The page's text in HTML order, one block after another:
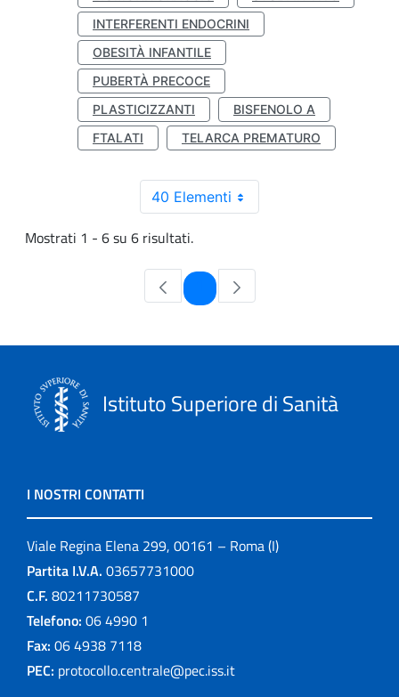
INTERFERENTI ENDOCRINI
OBESITÀ INFANTILE
PUBERTÀ PRECOCE
PLASTICIZZANTI
BISFENOLO A
FTALATI
TELARCA PREMATURO
40 Elementi
Mostrati 1 - 6 su 6 risultati.
Pagina
Istituto Superiore di Sanità
I NOSTRI CONTATTI
Viale Regina Elena 299, 00161 – Roma (I)
Partita I.V.A. 03657731000
C.F. 80211730587
Telefono: 06 4990 1
Fax: 06 4938 7118
PEC: protocollo.centrale@pec.iss.it